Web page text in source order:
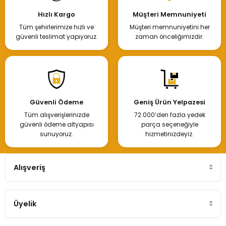
Hızlı Kargo
Tüm şehirlerimize hızlı ve
güvenli teslimat yapıyoruz.
Müşteri Memnuniyeti
Müşteri memnuniyetini her
zaman önceliğimizdir.
Güvenli Ödeme
Tüm alışverişlerinizde
güvenli ödeme altyapısı
sunuyoruz.
Geniş Ürün Yelpazesi
72.000’den fazla yedek
parça seçeneğiyle
hizmetinizdeyiz.
Alışveriş
Üyelik